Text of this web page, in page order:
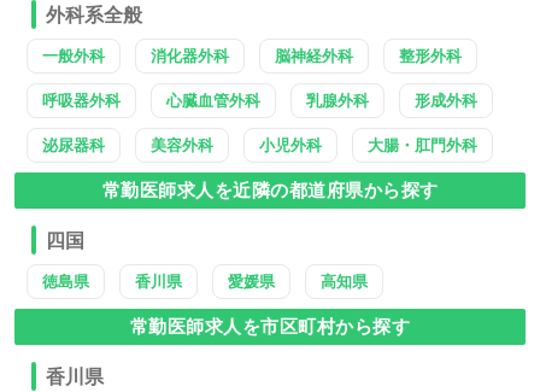
外科系全般
一般外科 消化器外科 脳神経外科 整形外科
呼吸器外科 心臓血管外科 乳腺外科 形成外科
泌尿器科 美容外科 小児外科 大腸・肛門外科
常勤医師求人を近隣の都道府県から探す
四国
徳島県 香川県 愛媛県 高知県
常勤医師求人を市区町村から探す
香川県